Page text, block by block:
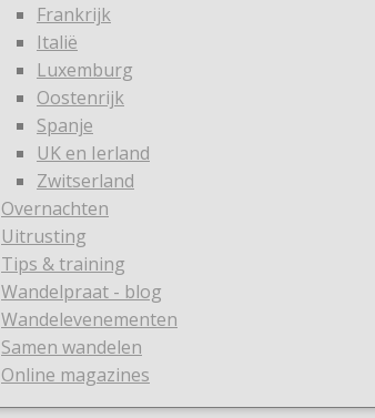
Frankrijk
Italië
Luxemburg
Oostenrijk
Spanje
UK en Ierland
Zwitserland
Overnachten
Uitrusting
Tips & training
Wandelpraat - blog
Wandelevenementen
Samen wandelen
Online magazines